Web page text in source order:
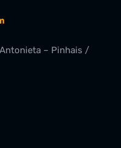
– Pinhais /